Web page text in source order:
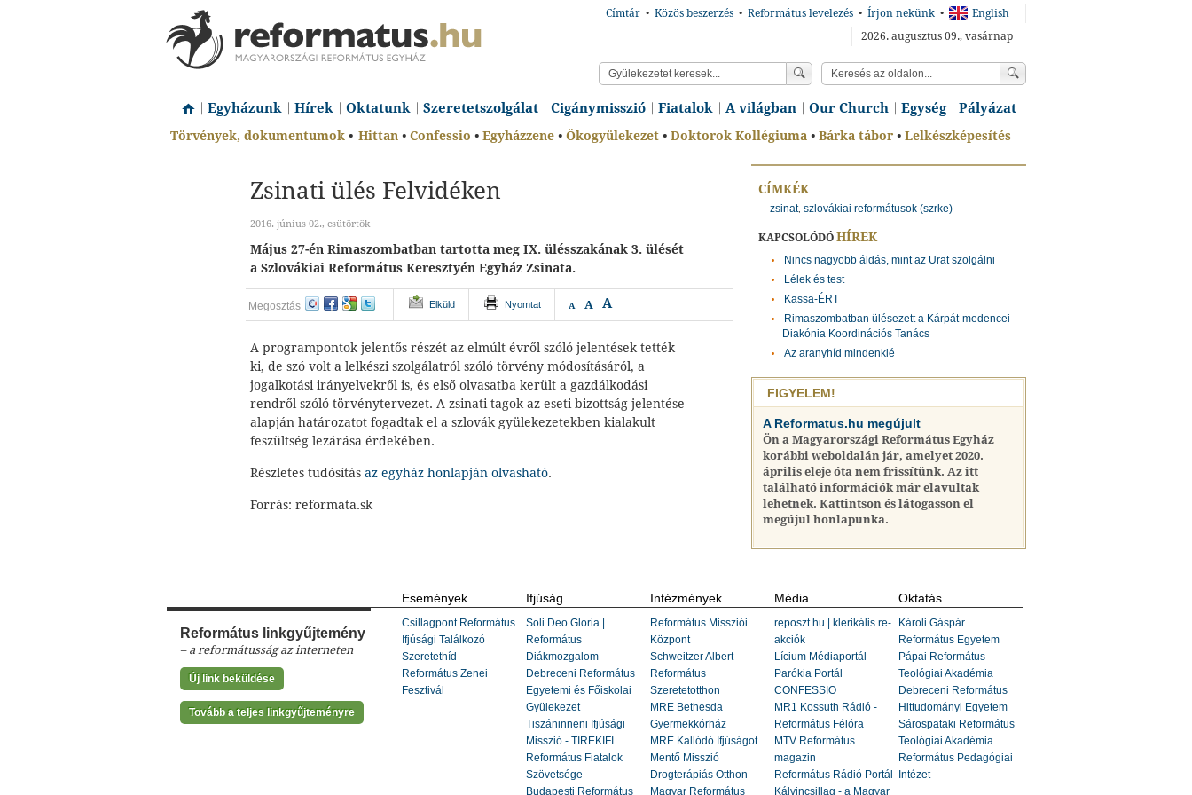
Címtár • Közös beszerzés • Református levelezés • Írjon nekünk •
English
2026. augusztus 09., vasárnap
Egyházunk Hírek Oktatunk Szeretetszolgálat Cigánymisszió Fiatalok A világban Our Church Egység Pályázat
Törvények, dokumentumok • Hittan • Confessio • Egyházzene • Ökogyülekezet • Doktorok Kollégiuma • Bárka tábor • Lelkészképesítés
Zsinati ülés Felvidéken
2016. június 02., csütörtök
Május 27-én Rimaszombatban tartotta meg IX. ülésszakának 3. ülését
a Szlovákiai Református Keresztyén Egyház Zsinata.
Megosztás Elküld Nyomtat A A A
A programpontok jelentős részét az elmúlt évről szóló jelentések tették
ki, de szó volt a lelkészi szolgálatról szóló törvény módosításáról, a
jogalkotási irányelvekről is, és első olvasatba került a gazdálkodási
rendről szóló törvénytervezet. A zsinati tagok az eseti bizottság jelentése
alapján határozatot fogadtak el a szlovák gyülekezetekben kialakult
feszültség lezárása érdekében.
Részletes tudósítás az egyház honlapján olvasható.
Forrás: reformata.sk
CÍMKÉK
zsinat, szlovákiai reformátusok (szrke)
KAPCSOLÓDÓ HÍREK
Nincs nagyobb áldás, mint az Urat szolgálni
Lélek és test
Kassa-ÉRT
Rimaszombatban ülésezett a Kárpát-medencei
Diakónia Koordinációs Tanács
Az aranyhíd mindenkié
FIGYELEM!
A Reformatus.hu megújult
Ön a Magyarországi Református Egyház
korábbi weboldalán jár, amelyet 2020.
április eleje óta nem frissítünk. Az itt
található információk már elavultak
lehetnek. Kattintson és látogasson el
megújul honlapunka.
Református linkgyűjtemény
– a reformátusság az interneten
Új link beküldése
Tovább a teljes linkgyűjteményre
Események
Csillagpont Református
Ifjúsági Találkozó
Szeretethíd
Református Zenei
Fesztivál
Ifjúság
Soli Deo Gloria |
Református
Diákmozgalom
Debreceni Református
Egyetemi és Főiskolai
Gyülekezet
Tiszáninneni Ifjúsági
Misszió - TIREKIFI
Református Fiatalok
Szövetsége
Budapesti Református
Intézmények
Református Missziói
Központ
Schweitzer Albert
Református
Szeretetotthon
MRE Bethesda
Gyermekkórház
MRE Kallódó Ifjúságot
Mentő Misszió
Drogterápiás Otthon
Magyar Református
Média
reposzt.hu | klerikális re-
akciók
Lícium Médiaportál
Parókia Portál
CONFESSIO
MR1 Kossuth Rádió -
Református Félóra
MTV Református
magazin
Református Rádió Portál
Kálvincsillag - a Magyar
Oktatás
Károli Gáspár
Református Egyetem
Pápai Református
Teológiai Akadémia
Debreceni Református
Hittudományi Egyetem
Sárospataki Református
Teológiai Akadémia
Református Pedagógiai
Intézet